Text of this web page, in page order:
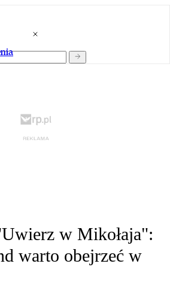
w Mikołaja":
warto obejrzeć w